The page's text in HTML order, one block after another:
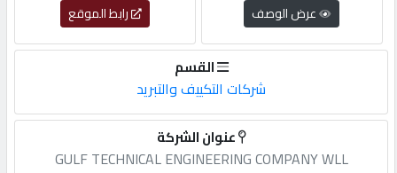
English
أضف
رابط الموقع عرض الوصف
القسم
شركات التكييف والتبريد
عنوان الشركة
GULF TECHNICAL ENGINEERING COMPANY WLL